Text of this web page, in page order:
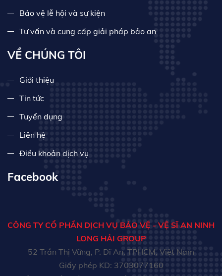
Bảo vệ lễ hội và sự kiện
Tư vấn và cung cấp giải pháp bảo an
VỀ CHÚNG TÔI
Giới thiệu
Tin tức
Tuyển dụng
Liên hệ
Điều khoản dịch vụ
Facebook
CÔNG TY CỔ PHẦN DỊCH VỤ BẢO VỆ - VỆ SĨ AN NINH
LONG HẢI GROUP
52 Trần Thị Vững, P. Dĩ An, TPHCM, Việt Nam
Giấy phép KD: 3703077160